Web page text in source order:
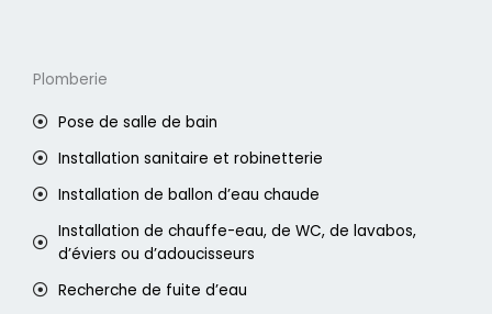
Plomberie
Pose de salle de bain
Installation sanitaire et robinetterie
Installation de ballon d’eau chaude
Installation de chauffe-eau, de WC, de lavabos,
d’éviers ou d’adoucisseurs
Recherche de fuite d’eau